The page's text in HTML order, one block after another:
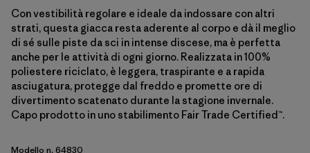
Con vestibilità regolare e ideale da indossare con altri
strati, questa giacca resta aderente al corpo e dà il meglio
di sé sulle piste da sci in intense discese, ma è perfetta
anche per le attività di ogni giorno. Realizzata in 100%
poliestere riciclato, è leggera, traspirante e a rapida
asciugatura, protegge dal freddo e promette ore di
divertimento scatenato durante la stagione invernale.
Capo prodotto in uno stabilimento Fair Trade Certified™.
Modello n. 64830